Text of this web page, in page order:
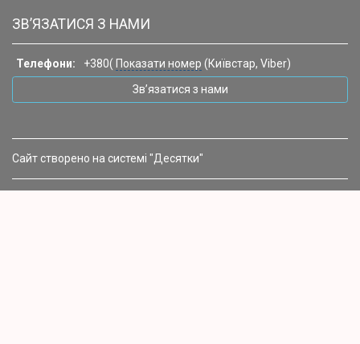
ЗВ’ЯЗАТИСЯ З НАМИ
Телефони: +380( Показати номер (Київстар, Viber)
Зв’язатися з нами
Сайт створено на системі "Десятки"